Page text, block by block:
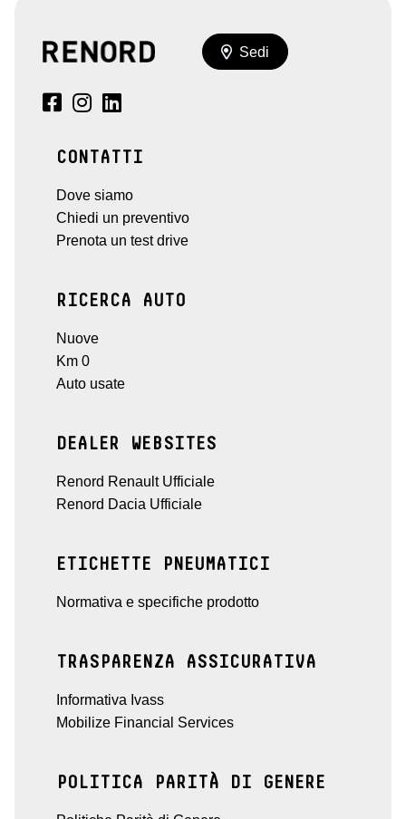
Sedi
CONTATTI
Dove siamo
Chiedi un preventivo
Prenota un test drive
RICERCA AUTO
Nuove
Km 0
Auto usate
DEALER WEBSITES
Renord Renault Ufficiale
Renord Dacia Ufficiale
ETICHETTE PNEUMATICI
Normativa e specifiche prodotto
TRASPARENZA ASSICURATIVA
Informativa Ivass
Mobilize Financial Services
POLITICA PARITÀ DI GENERE